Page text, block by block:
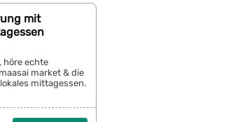
mit
höre echte
market & die
mittagessen.